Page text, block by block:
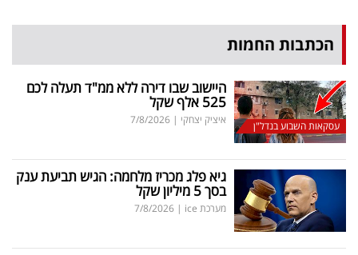
הכתבות החמות
עסקאות השבוע בנדל"ן
היישוב שבו דירה ללא ממ"ד תעלה לכם
525 אלף שקל
איציק יצחקי |
7/8/2026
גיא פלג מכריז מלחמה: הגיש תביעת ענק
בסך 5 מיליון שקל
מערכת ice |
7/8/2026